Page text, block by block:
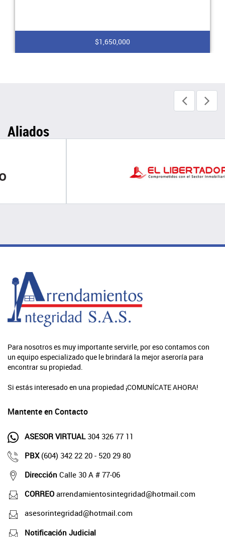
$1,650,000
Aliados
Para nosotros es muy importante servirle, por eso contamos con
un equipo especializado que le brindará la mejor aseroría para
encontrar su propiedad.
Si estás interesado en una propiedad ¡COMUNÍCATE AHORA!
Mantente en Contacto
ASESOR VIRTUAL304 326 77 11
PBX (604) 342 22 20 - 520 29 80
Dirección Calle 30 A # 77-06
CORREO arrendamientosintegridad@hotmail.com
asesorintegridad@hotmail.com
Notificación Judicial